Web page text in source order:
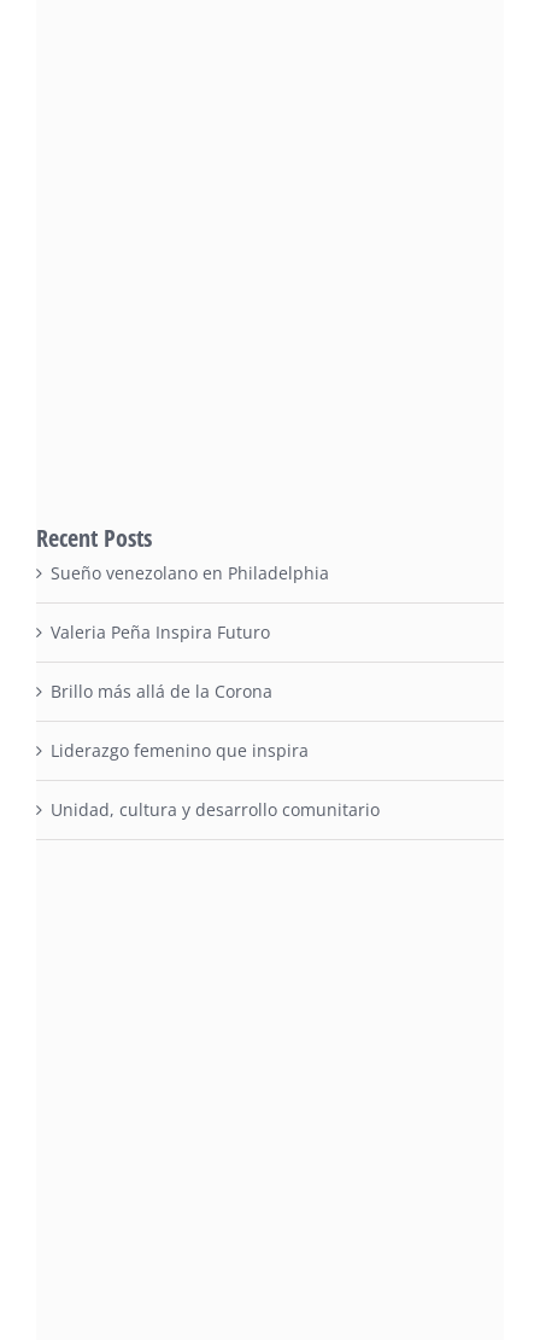
Recent Posts
Sueño venezolano en Philadelphia
Valeria Peña Inspira Futuro
Brillo más allá de la Corona
Liderazgo femenino que inspira
Unidad, cultura y desarrollo comunitario